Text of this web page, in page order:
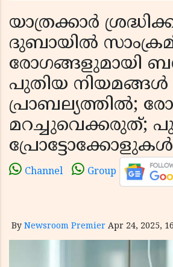
യാത്രക്കാർ
ദുബായിൽ
രോഗങ്ങളുമായി
പുതിയ നിയമങ്ങൾ
പ്രാബല്യത്തിൽ;
മറച്ചുവെക്കരുത്;
Channel Group
By Newsroom Premier Apr 24, 2025,